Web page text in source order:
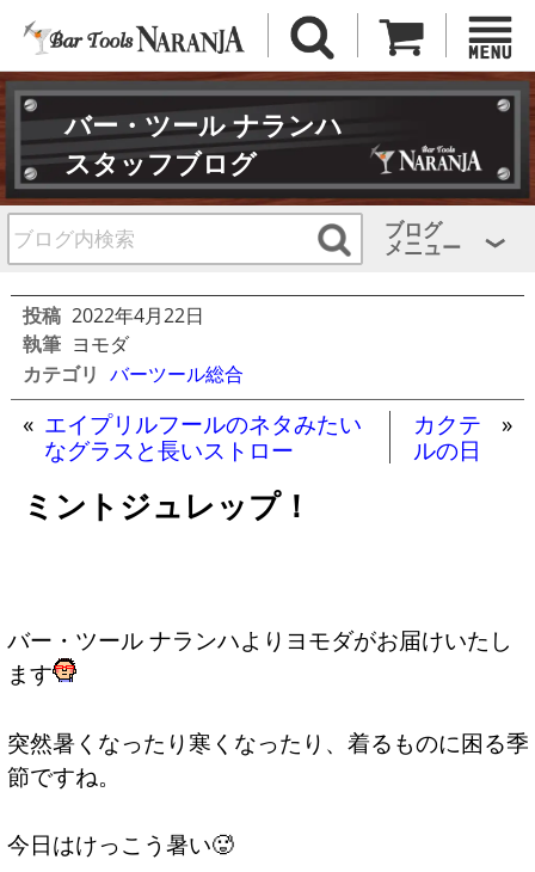
バー・ツール ナランハ
スタッフブログ
ブログ
メニュー
投稿 2022年4月22日
執筆 ヨモダ
カテゴリ バーツール総合
« エイプリルフールのネタみたい
なグラスと長いストロー
カクテ
ルの日
»
ミントジュレップ！
バー・ツール ナランハよりヨモダがお届けいたし
ます
突然暑くなったり寒くなったり、着るものに困る季
節ですね。
今日はけっこう暑い🥵